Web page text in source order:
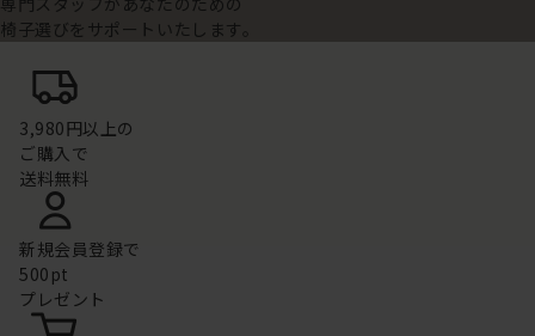
椅子選びをサポートいたします。
3,980円以上の
ご購入で
送料無料
新規会員登録で
500pt
プレゼント